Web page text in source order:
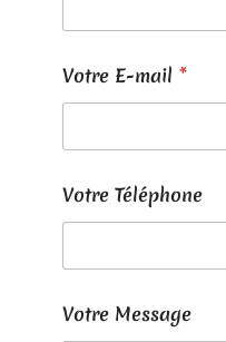
t
T
l
p
h
o
e
Votre E-mail *
Votre Téléphone
Votre Message